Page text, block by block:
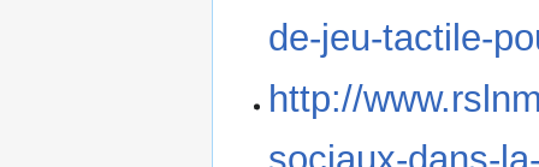
de-jeu-tactile-
http://